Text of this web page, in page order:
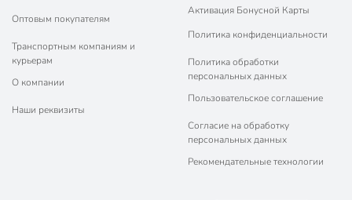
Оптовым покупателям
Транспортным компаниям и
курьерам
О компании
Наши реквизиты
Активация Бонусной Карты
Политика конфиденциальности
Политика обработки
персональных данных
Пользовательское соглашение
Согласие на обработку
персональных данных
Рекомендательные технологии